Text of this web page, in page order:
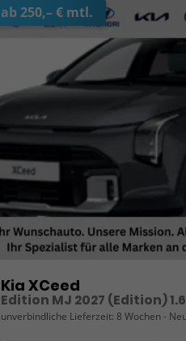
ab 250,– € mtl.
Kia XCeed
unverbindliche Lieferzeit: 8 Wochen